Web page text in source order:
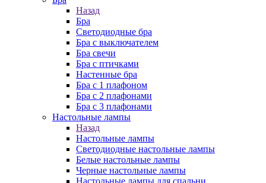
Назад
Бра
Светодиодные бра
Бра с выключателем
Бра свечи
Бра с птичками
Настенные бра
Бра с 1 плафоном
Бра с 2 плафонами
Бра с 3 плафонами
Настольные лампы
Назад
Настольные лампы
Светодиодные настольные лампы
Белые настольные лампы
Черные настольные лампы
Настольные лампы для спальни